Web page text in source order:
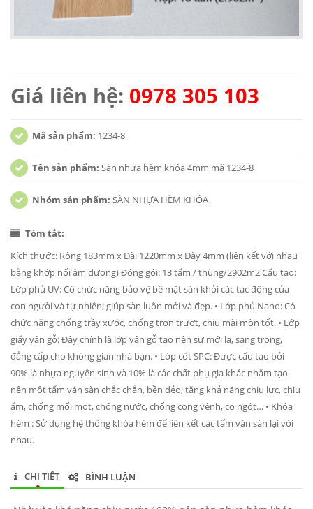
Giá liên hệ: 0978 305 103
Mã sản phẩm: 1234-8
Tên sản phẩm: Sàn nhựa hèm khóa 4mm mã 1234-8
Nhóm sản phẩm: SÀN NHỰA HÈM KHÓA
Tóm tắt:
Kích thước: Rộng 183mm x Dài 1220mm x Dày 4mm (liên kết với nhau
bằng khớp nối âm dương) Đóng gói: 13 tấm / thùng/2902m2 Cấu tạo:
Lớp phủ UV: Có chức năng bảo vệ bề mặt sàn khỏi các tác động của
con người và tự nhiên; giúp sàn luôn mới và đẹp. • Lớp phủ Nano: Có
chức năng chống trầy xước, chống trơn trượt, chịu mài mòn tốt. • Lớp
giấy vân gỗ: Đây chính là lớp vân gỗ tạo nên sự mới lạ, sang trọng,
đẳng cấp cho không gian nhà bạn. • Lớp cốt SPC: Được cấu tạo bởi
90% là nhựa nguyên sinh và 10% là các chất phụ gia khác nhằm tạo
nên một tấm ván sàn chắc chắn, bền dẻo; tăng khả năng chịu lực, chịu
ẩm, chống mối mọt, chống nước, chống cong vênh, co ngót… • Khóa
hèm : Sử dụng hệ thống khóa hèm để liên kết các tấm ván sàn lại với
nhau.
CHI TIẾT BÌNH LUẬN